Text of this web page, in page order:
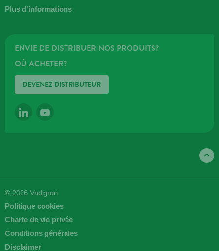
Plus d'informations
ENVIE DE DISTRIBUER NOS PRODUITS?
OÙ ACHETER?
DEVENEZ DISTRIBUTEUR
LINKEDINYOUTUBE
© 2026 Vadigran
Politique cookies
Charte de vie privée
Conditions générales
Disclaimer